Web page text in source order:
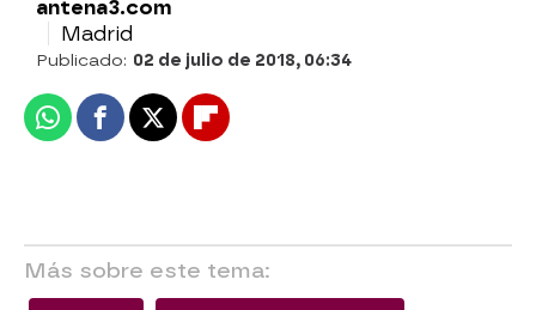
antena3.com
Madrid
Publicado: 02 de julio de 2018, 06:34
WhatsappFacebook
X Flipboard
Más sobre este tema: